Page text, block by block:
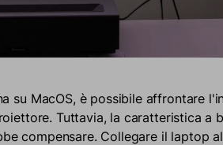
su MacOS, è possibile affrontare
Tuttavia, la caratteristica a
compensare. Collegare il laptop